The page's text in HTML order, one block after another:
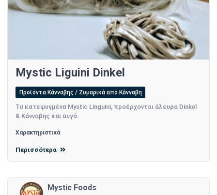
Mystic Liguini Dinkel
Προϊόντα Κάνναβης / Ζυμαρικά από Κάνναβη
Τα κατεψυγμένα Mystic Linguini, προέρχονται άλευρα Dinkel
& Κάνναβης και αυγό.
Χαρακτηριστικά
Περισσότερα
Mystic Foods